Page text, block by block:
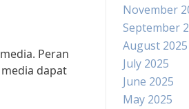
Peran
dapat
November
September
August 2025
July 2025
June 2025
May 2025